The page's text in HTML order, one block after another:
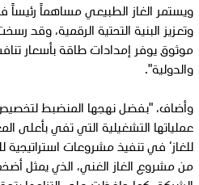
ويستمر الغاز الطبيعي مساهماً رئيساً
وتعزيز البنية التحتية الرقمية، وقد
موثوق يوفر إمدادات طاقة بأسعار
والدولية".
وأضاف، "بفضل نهجها المنضبط
عملياتها التشغيلية التي تفي بأعلى
للغاز‘ في تنفيذ مشروعات استراتيجية
من مشروع الغاز الغني، الذي يمثل